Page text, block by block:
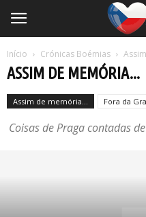
Início Crónicas Boémias
ASSIM DE MEMÓRIA...
Assim de memória... Fora da
Coisas de Praga contadas